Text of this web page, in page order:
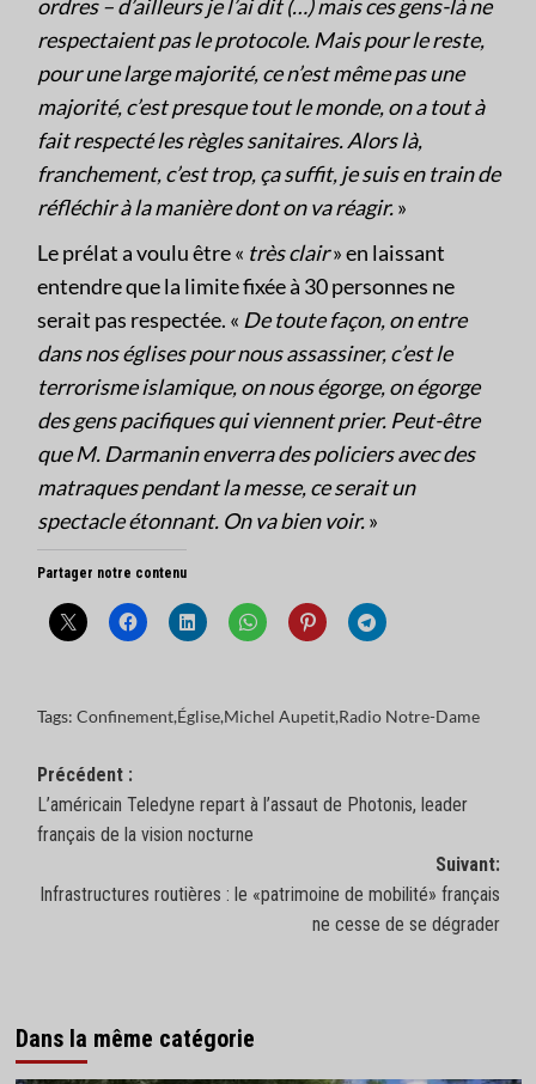
ordres – d’ailleurs je l’ai dit (…) mais ces gens-là ne
respectaient pas le protocole. Mais pour le reste,
pour une large majorité, ce n’est même pas une
majorité, c’est presque tout le monde, on a tout à
fait respecté les règles sanitaires. Alors là,
franchement, c’est trop, ça suffit, je suis en train de
réfléchir à la manière dont on va réagir.»
Le prélat a voulu être « très clair» en laissant
entendre que la limite fixée à 30 personnes ne
serait pas respectée. « De toute façon, on entre
dans nos églises pour nous assassiner, c’est le
terrorisme islamique, on nous égorge, on égorge
des gens pacifiques qui viennent prier. Peut-être
que M. Darmanin enverra des policiers avec des
matraques pendant la messe, ce serait un
spectacle étonnant. On va bien voir.»
Partager notre contenu
Tags: Confinement,Église,Michel Aupetit,Radio Notre-Dame
Navigation
d’article
Précédent :
L’américain Teledyne repart à l’assaut de Photonis, leader
français de la vision nocturne
Suivant:
Infrastructures routières : le «patrimoine de mobilité» français
ne cesse de se dégrader
Dans la même catégorie